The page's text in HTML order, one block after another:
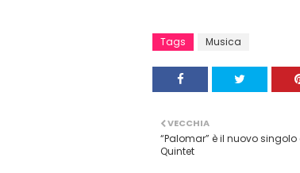
Tags Musica
VECCHIA
“Palomar” è il nuovo
Quintet